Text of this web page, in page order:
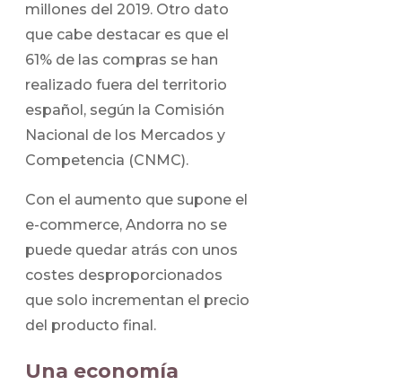
millones del 2019. Otro dato
que cabe destacar es que el
61% de las compras se han
realizado fuera del territorio
español, según la Comisión
Nacional de los Mercados y
Competencia (CNMC).
Con el aumento que supone el
e-commerce, Andorra no se
puede quedar atrás con unos
costes desproporcionados
que solo incrementan el precio
del producto final.
Una economía